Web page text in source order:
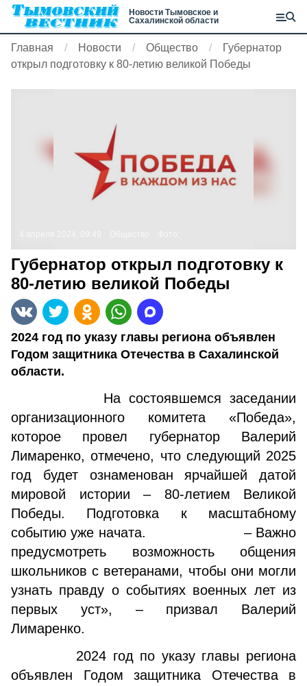
Новости Тымовское и
Сахалинской области
Главная Новости Общество
Губернатор
открыл подготовку к 80-летию великой Победы
Губернатор открыл подготовку к
80-летию великой Победы
2024 год по указу главы региона объявлен
Годом защитника Отечества в Сахалинской
области.
На состоявшемся заседании
организационного комитета «Победа»,
которое провел губернатор Валерий
Лимаренко, отмечено, что следующий 2025
год будет ознаменован ярчайшей датой
мировой истории – 80-летием Великой
Победы. Подготовка к масштабному
событию уже начата. – Важно
предусмотреть возможность общения
школьников с ветеранами, чтобы они могли
узнать правду о событиях военных лет из
первых уст», – призвал Валерий
Лимаренко.
2024 год по указу главы региона
объявлен Годом защитника Отечества в